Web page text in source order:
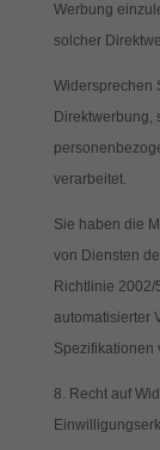
Werbung
solcher
Widersprechen
Direktwerbung,
verarbeitet.
Sie haben die
von Diensten
Richtlinie 2002/
automatisierter
Spezifikationen
8. Recht auf